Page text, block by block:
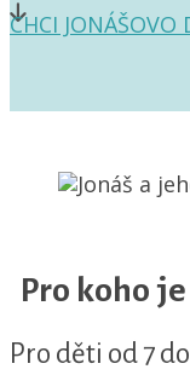
CHCI JONÁŠOVO
Pro koho
Pro děti od 7